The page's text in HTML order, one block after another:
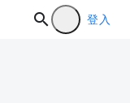
登入